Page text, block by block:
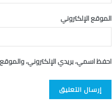
الموقع الإلكتروني
احفظ اسمي، بريدي الإلكتروني،